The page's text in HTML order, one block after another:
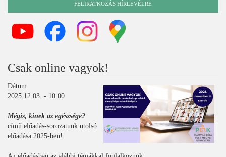
FELIRATKOZÁS HÍRLEVÉLRE
Csak online vagyok!
Dátum
2025.12.03. - 10:00
Mégis, kinek az egészsége?
című előadás-sorozatunk utolsó
előadása 2025-ben!